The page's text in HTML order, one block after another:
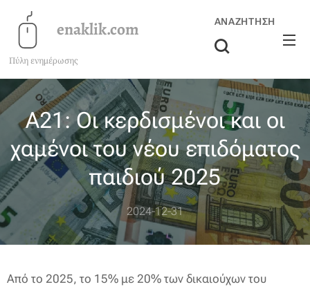
enaklik.com
Πύλη ενημέρωσης
ΑΝΑΖΉΤΗΣΗ
Α21: Οι κερδισμένοι και οι
χαμένοι του νέου επιδόματος
παιδιού 2025
2024-12-31
Από το 2025, το 15% με 20% των δικαιούχων του